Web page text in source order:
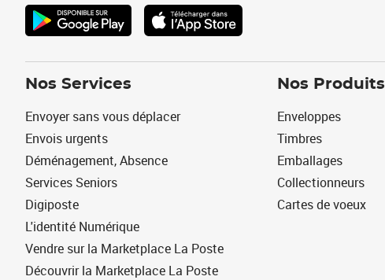
Nos Services
Envoyer sans vous déplacer
Envois urgents
Déménagement, Absence
Services Seniors
Digiposte
L'identité Numérique
Vendre sur la Marketplace La Poste
Découvrir la Marketplace La Poste
Nos Produits
Enveloppes
Timbres
Emballages
Collectionneurs
Cartes de voeux